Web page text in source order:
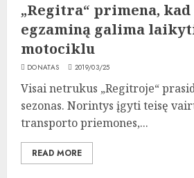
„Regitra“ primena,
egzaminą galima
motociklu
DONATAS 2019/03/25
Visai netrukus „Regitroje“
sezonas. Norintys įgyti teisę
transporto priemones,...
READ MORE